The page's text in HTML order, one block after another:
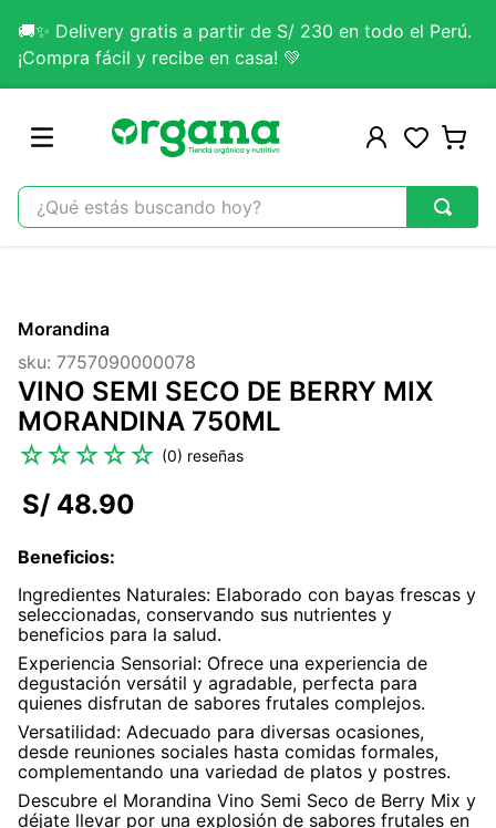
🚚✨ Delivery gratis a partir de S/ 230 en todo el Perú.
¡Compra fácil y recibe en casa! 💚
¿Qué estás buscando hoy?
2.
citrato magnesio
3.
colageno
4.
kefir
5 .
glicinato magnesio
8.
stevia
9.
ashwagandha
10. clorofila
Morandina
sku: 7757090000078
VINO SEMI SECO DE BERRY MIX
MORANDINA 750ML
☆☆☆☆☆ (0)
S/ 48.90
Beneficios:
Ingredientes Naturales: Elaborado con bayas frescas y
seleccionadas, conservando sus nutrientes y
beneficios para la salud.
Experiencia Sensorial: Ofrece una experiencia de
degustación versátil y agradable, perfecta para
quienes disfrutan de sabores frutales complejos.
Versatilidad: Adecuado para diversas ocasiones,
desde reuniones sociales hasta comidas formales,
complementando una variedad de platos y postres.
Descubre el Morandina Vino Semi Seco de Berry Mix y
déjate llevar por una explosión de sabores frutales en